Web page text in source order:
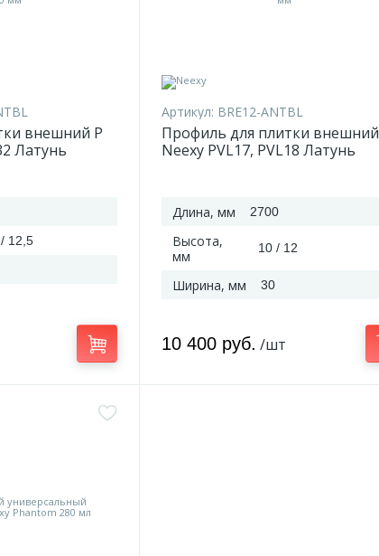
внешний P
Латунь
12,5
Артикул: BRE12-ANTBL
Профиль для плитки внешний
Neexy PVL17, PVL18 Латунь
Длина, мм 2700
Высота,
мм
10 / 12
Ширина, мм 30
10 400 руб. /шт